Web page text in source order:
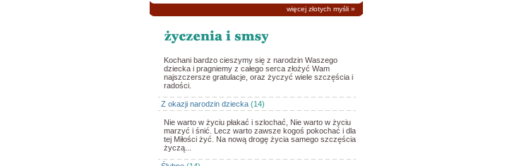
więcej złotych myśli»
Kochani bardzo cieszymy się z narodzin Waszego
dziecka i pragniemy z całego serca złożyć Wam
najszczersze gratulacje, oraz życzyć wiele szczęścia i
radości.
Z okazji narodzin dziecka(14)
Nie warto w życiu płakać i szlochać, Nie warto w życiu
marzyć i śnić. Lecz warto zawsze kogoś pokochać i dla
tej Miłości żyć. Na nową drogę życia samego szczęścia
życzą...